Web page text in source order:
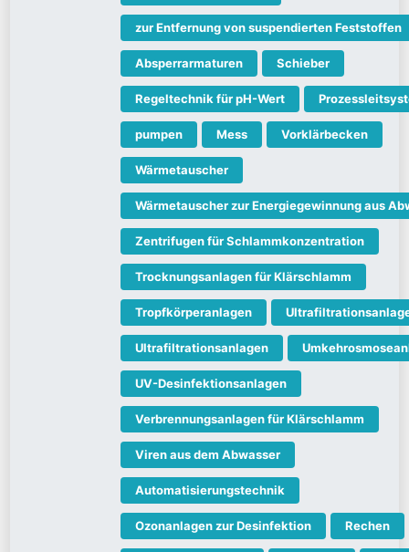
zur Entfernung von suspendierten Feststoffen
Absperrarmaturen Schieber
Regeltechnik für pH-Wert
pumpen Mess Vorklärbecken
Wärmetauscher
Wärmetauscher zur Energiegewinnung aus
Zentrifugen für Schlammkonzentration
Trocknungsanlagen für Klärschlamm
Tropfkörperanlagen
Ultrafiltrationsanlagen
UV-Desinfektionsanlagen
Verbrennungsanlagen für Klärschlamm
Viren aus dem Abwasser
Automatisierungstechnik
Ozonanlagen zur Desinfektion Rechen